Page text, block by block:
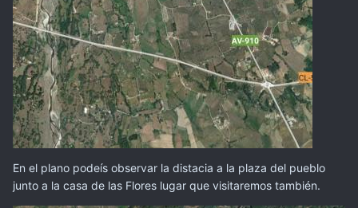
En el plano podeís observar la distacia a la plaza del pueblo
junto a la casa de las Flores lugar que visitaremos también.